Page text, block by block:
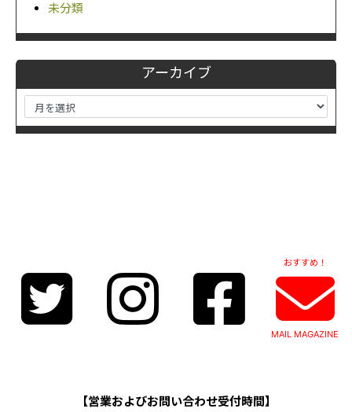
未分類
アーカイブ
おすすめ！
MAIL MAGAZINE
【営業およびお問い合わせ受付時間】